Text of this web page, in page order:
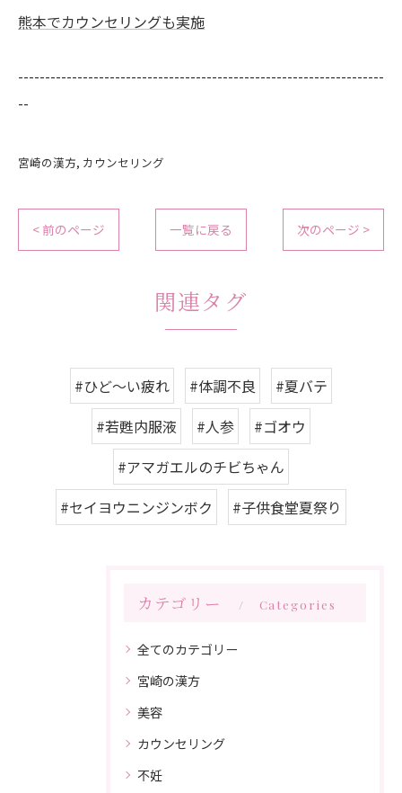
熊本でカウンセリングも実施
--------------------------------------------------------------------
--
宮崎の漢方 カウンセリング
< 前のページ 一覧に戻る 次のページ >
関連タグ
#ひど〜い疲れ #体調不良
#夏バテ
#若甦内服液
#人参
#ゴオウ
#アマガエルのチビちゃん
#セイヨウニンジンボク
#子供食堂夏祭り
カテゴリー Categories
全てのカテゴリー
宮崎の漢方
美容
カウンセリング
不妊